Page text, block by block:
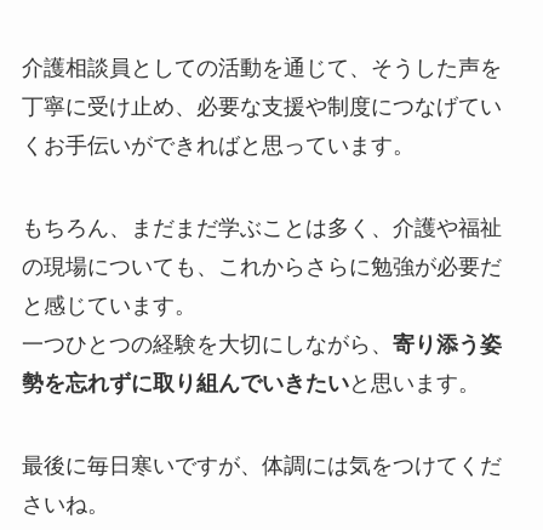
介護相談員としての活動を通じて、そうした声を
丁寧に受け止め、必要な支援や制度につなげてい
くお手伝いができればと思っています。
もちろん、まだまだ学ぶことは多く、介護や福祉
の現場についても、これからさらに勉強が必要だ
と感じています。
一つひとつの経験を大切にしながら、 寄り添う姿
勢を忘れずに取り組んでいきたいと思います。
最後に毎日寒いですが、体調には気をつけてくだ
さいね。